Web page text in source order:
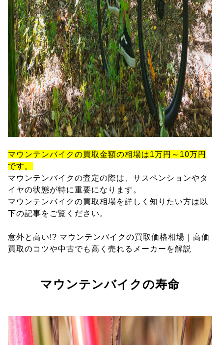
マウンテンバイクの買取金額の相場は1万円～10万円
です。
マウンテンバイクの査定の際は、サスペンションやタ
イヤの状態が特に重要になります。
マウンテンバイクの買取相場を詳しく知りたい方は以
下の記事をご覧ください。
意外と高い!? マウンテンバイクの買取価格相場｜高価
買取のコツや中古でも高く売れるメーカーを解説
マウンテンバイクの寿命